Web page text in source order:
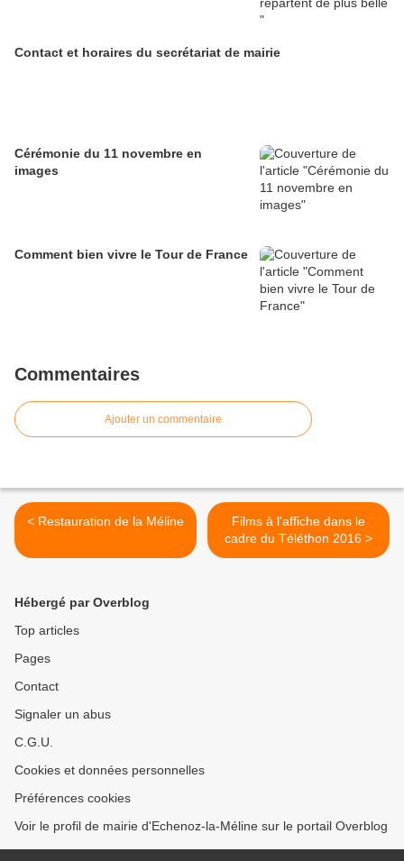
Contact et horaires du secrétariat de mairie
Cérémonie du 11 novembre en
images
Comment bien vivre le Tour de France
Commentaires
Ajouter un commentaire
< Restauration de la Méline
Films à l'affiche dans le
cadre du Téléthon 2016 >
Hébergé par Overblog
Top articles
Pages
Contact
Signaler un abus
C.G.U.
Cookies et données personnelles
Préférences cookies
Voir le profil de mairie d'Echenoz-la-Méline sur le portail Overblog